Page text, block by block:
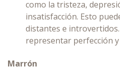
como la tristeza,
insatisfacción. Esto
distantes e
representar perfección
Marrón